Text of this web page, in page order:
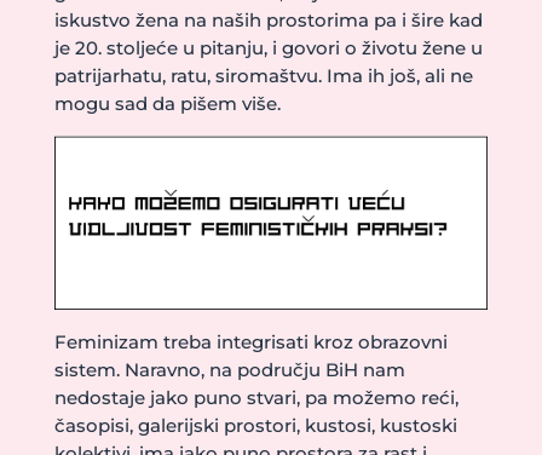
iskustvo žena na naših prostorima pa i šire kad
je 20. stoljeće u pitanju, i govori o životu žene u
patrijarhatu, ratu, siromaštvu. Ima ih još, ali ne
mogu sad da pišem više.
Feminizam treba integrisati kroz obrazovni
sistem. Naravno, na području BiH nam
nedostaje jako puno stvari, pa možemo reći,
časopisi, galerijski prostori, kustosi, kustoski